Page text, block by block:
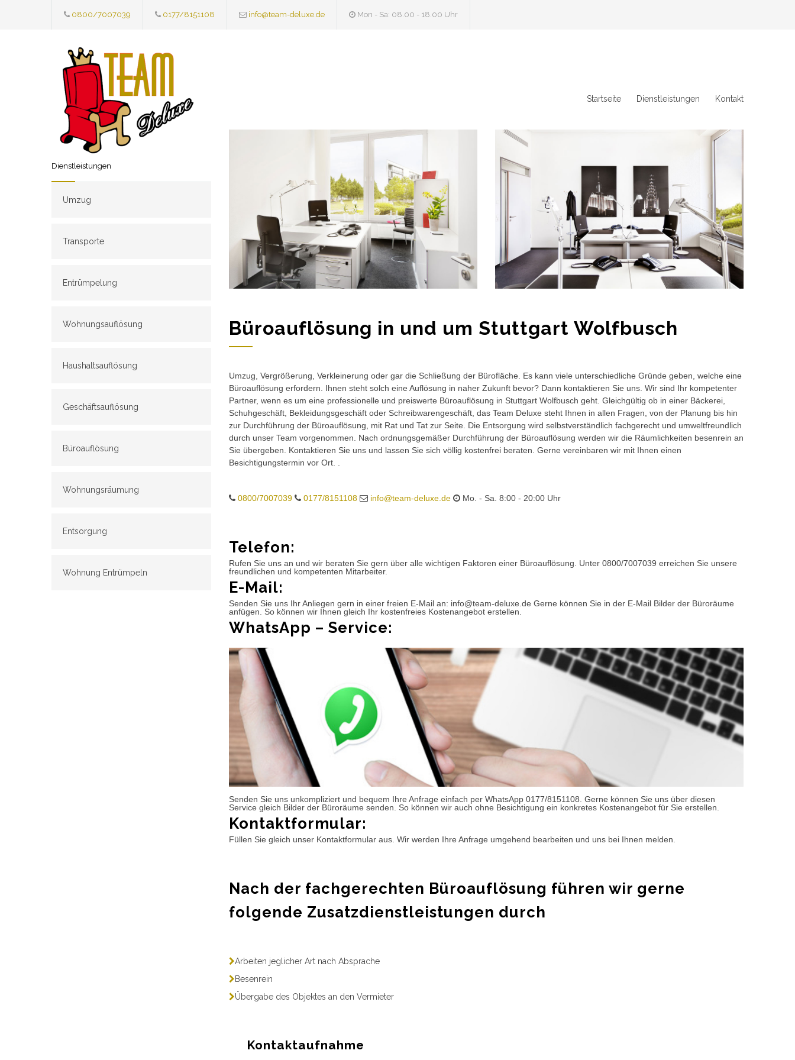
0800/7007039 0177/8151108 info@team-deluxe.de Mon - Sa: 08.00 - 18.00 Uhr
Startseite Dienstleistungen Kontakt
Dienstleistungen
Umzug
Transporte
Entrümpelung
Wohnungsauflösung
Haushaltsauflösung
Geschäftsauflösung
Büroauflösung
Wohnungsräumung
Entsorgung
Wohnung Entrümpeln
Büroauflösung in und um Stuttgart Wolfbusch
Umzug, Vergrößerung, Verkleinerung oder gar die Schließung der Bürofläche. Es kann viele unterschiedliche Gründe geben, welche eine
Büroauflösung erfordern. Ihnen steht solch eine Auflösung in naher Zukunft bevor? Dann kontaktieren Sie uns. Wir sind Ihr kompetenter
Partner, wenn es um eine professionelle und preiswerte Büroauflösung in Stuttgart Wolfbusch geht. Gleichgültig ob in einer Bäckerei,
Schuhgeschäft, Bekleidungsgeschäft oder Schreibwarengeschäft, das Team Deluxe steht Ihnen in allen Fragen, von der Planung bis hin
zur Durchführung der Büroauflösung, mit Rat und Tat zur Seite. Die Entsorgung wird selbstverständlich fachgerecht und umweltfreundlich
durch unser Team vorgenommen. Nach ordnungsgemäßer Durchführung der Büroauflösung werden wir die Räumlichkeiten besenrein an
Sie übergeben. Kontaktieren Sie uns und lassen Sie sich völlig kostenfrei beraten. Gerne vereinbaren wir mit Ihnen einen
Besichtigungstermin vor Ort. .
0800/7007039 0177/8151108 info@team-deluxe.de Mo. - Sa. 8:00 - 20:00 Uhr
Telefon:
Rufen Sie uns an und wir beraten Sie gern über alle wichtigen Faktoren einer Büroauflösung. Unter 0800/7007039 erreichen Sie unsere
freundlichen und kompetenten Mitarbeiter.
E-Mail:
Senden Sie uns Ihr Anliegen gern in einer freien E-Mail an: info@team-deluxe.de Gerne können Sie in der E-Mail Bilder der Büroräume
anfügen. So können wir Ihnen gleich Ihr kostenfreies Kostenangebot erstellen.
WhatsApp – Service:
Senden Sie uns unkompliziert und bequem Ihre Anfrage einfach per WhatsApp 0177/8151108. Gerne können Sie uns über diesen
Service gleich Bilder der Büroräume senden. So können wir auch ohne Besichtigung ein konkretes Kostenangebot für Sie erstellen.
Kontaktformular:
Füllen Sie gleich unser Kontaktformular aus. Wir werden Ihre Anfrage umgehend bearbeiten und uns bei Ihnen melden.
Nach der fachgerechten Büroauflösung führen wir gerne
folgende Zusatzdienstleistungen durch
Arbeiten jeglicher Art nach Absprache
Besenrein
Übergabe des Objektes an den Vermieter
Kontaktaufnahme